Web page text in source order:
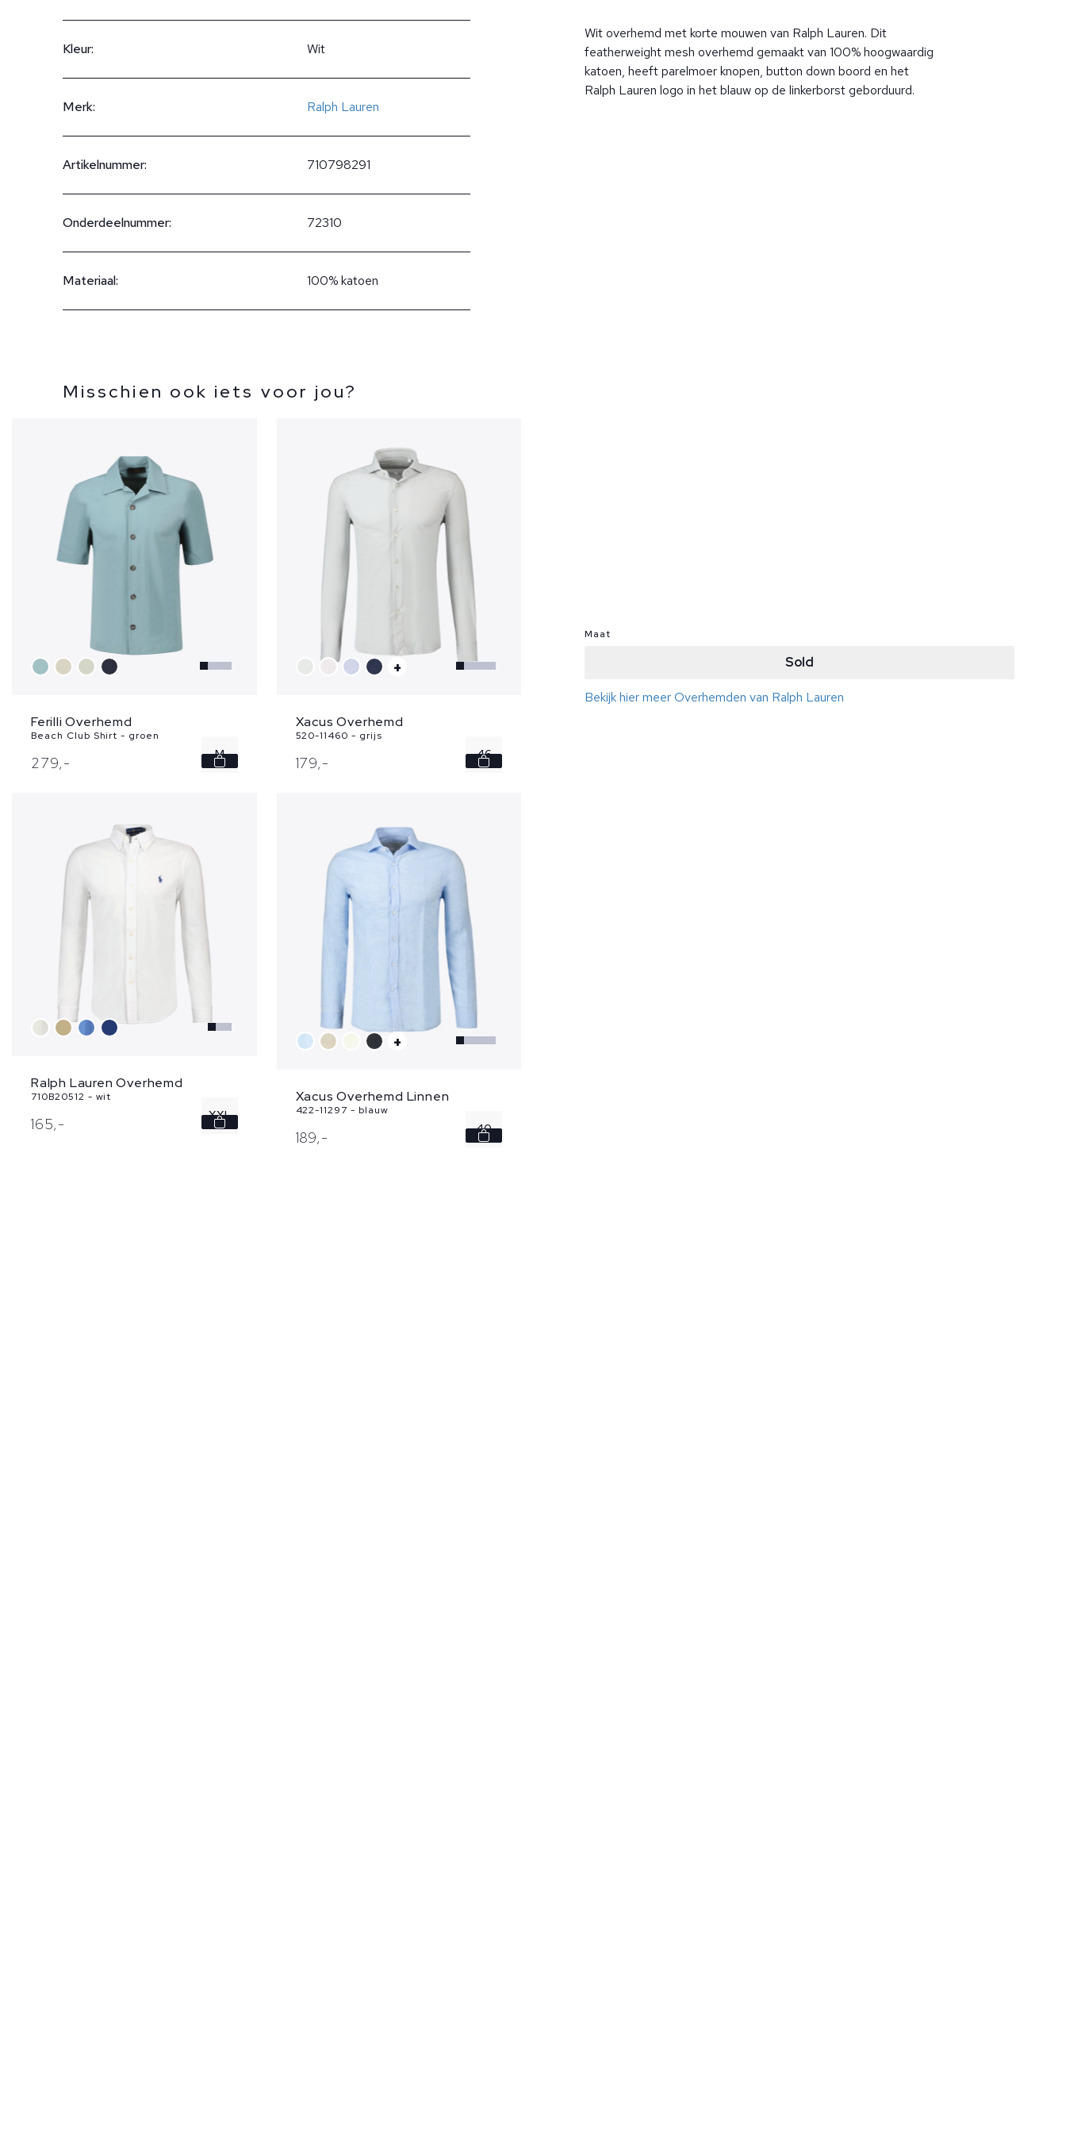
Kleur: Wit
Merk: Ralph Lauren
Artikelnummer: 710798291
Onderdeelnummer: 72310
Materiaal: 100% katoen
Misschien ook iets voor jou?
Ferilli Overhemd
Beach Club Shirt - groen
279,- M
+
Xacus Overhemd
520-11460 - grijs
179,- 46
Ralph Lauren Overhemd
710B20512 - wit
165,- XXL
+
Xacus Overhemd Linnen
422-11297 - blauw
189,- 40
Wit overhemd met korte mouwen van Ralph Lauren. Dit
featherweight mesh overhemd gemaakt van 100% hoogwaardig
katoen, heeft parelmoer knopen, button down boord en het
Ralph Lauren logo in het blauw op de linkerborst geborduurd.
Maat
Sold
Bekijk hier meer Overhemden van Ralph Lauren